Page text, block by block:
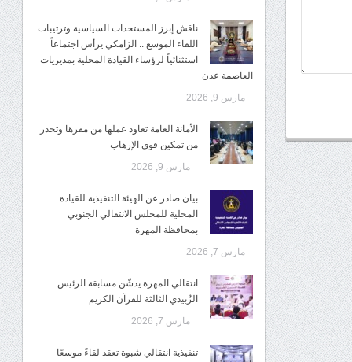
ناقش إبرز المستجدات السياسية وترتيبات
اللقاء الموسع .. الزامكي يرأس اجتماعاً
استثنائياً لرؤساء القيادة المحلية بمديريات
العاصمة عدن
مارس 9, 2026
الأمانة العامة تعاود عملها من مقرها وتحذر
من تمكين قوى الإرهاب
مارس 9, 2026
بيان صادر عن الهيئة التنفيذية للقيادة
المحلية للمجلس الانتقالي الجنوبي
بمحافظة المهرة
مارس 7, 2026
انتقالي المهرة يدشّن مسابقة الرئيس
الزُبيدي الثالثة للقرآن الكريم
مارس 7, 2026
تنفيذية انتقالي شبوة تعقد لقاءً موسعًا